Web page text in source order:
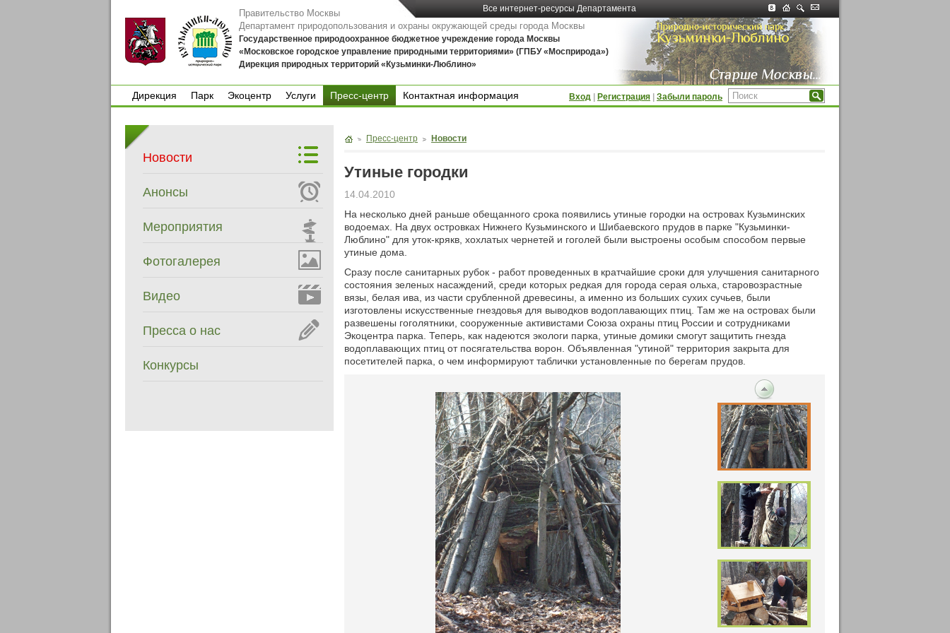
Все интернет-ресурсы Департамента
Правительство Москвы
Департамент природопользования и охраны окружающей среды города Москвы
Государственное природоохранное бюджетное учреждение города Москвы
«Московское городское управление природными территориями» (ГПБУ «Мосприрода»)
Дирекция природных территорий «Кузьминки-Люблино»
Дирекция
Парк
Экоцентр
Услуги
Пресс-центр
Контактная информация
Вход Регистрация Забыли пароль
Новости
Анонсы
Мероприятия
Фотогалерея
Видео
Пресса о нас
Конкурсы
Пресс-центр Новости
Утиные городки
14.04.2010
На несколько дней раньше обещанного срока появились утиные городки на островах Кузьминских
водоемах. На двух островках Нижнего Кузьминского и Шибаевского прудов в парке "Кузьминки-
Люблино" для уток-крякв, хохлатых чернетей и гоголей были выстроены особым способом первые
утиные дома.
Сразу после санитарных рубок - работ проведенных в кратчайшие сроки для улучшения санитарного
состояния зеленых насаждений, среди которых редкая для города серая ольха, старовозрастные
вязы, белая ива, из части срубленной древесины, а именно из больших сухих сучьев, были
изготовлены искусственные гнездовья для выводков водоплавающих птиц. Там же на островах были
развешены гоголятники, сооруженные активистами Союза охраны птиц России и сотрудниками
Экоцентра парка. Теперь, как надеются экологи парка, утиные домики смогут защитить гнезда
водоплавающих птиц от посягательства ворон. Объявленная "утиной" территория закрыта для
посетителей парка, о чем информируют таблички установленные по берегам прудов.